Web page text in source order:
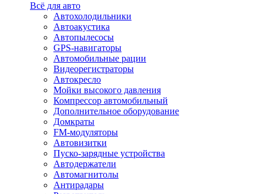
Всё для авто
Автохолодильники
Автоакустика
Автопылесосы
GPS-навигаторы
Автомобильные рации
Видеорегистраторы
Автокресло
Мойки высокого давления
Компрессор автомобильный
Дополнительное оборудование
Домкраты
FM-модуляторы
Автовизитки
Пуско-зарядные устройства
Автодержатели
Автомагнитолы
Антирадары